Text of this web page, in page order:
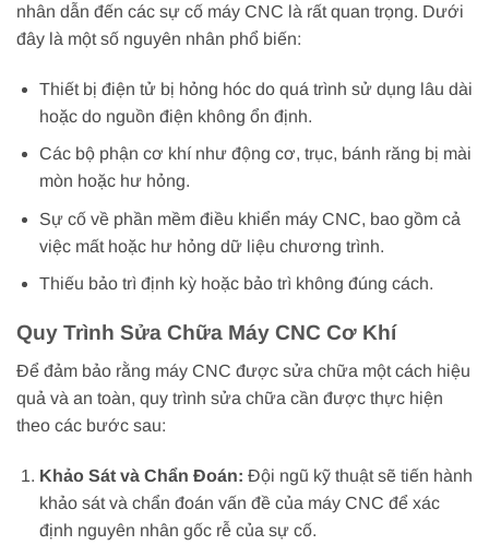
nhân dẫn đến các sự cố máy CNC là rất quan trọng. Dưới
đây là một số nguyên nhân phổ biến:
Thiết bị điện tử bị hỏng hóc do quá trình sử dụng lâu dài
hoặc do nguồn điện không ổn định.
Các bộ phận cơ khí như động cơ, trục, bánh răng bị mài
mòn hoặc hư hỏng.
Sự cố về phần mềm điều khiển máy CNC, bao gồm cả
việc mất hoặc hư hỏng dữ liệu chương trình.
Thiếu bảo trì định kỳ hoặc bảo trì không đúng cách.
Quy Trình Sửa Chữa Máy CNC Cơ Khí
Để đảm bảo rằng máy CNC được sửa chữa một cách hiệu
quả và an toàn, quy trình sửa chữa cần được thực hiện
theo các bước sau:
Khảo Sát và Chẩn Đoán: Đội ngũ kỹ thuật sẽ tiến hành
khảo sát và chẩn đoán vấn đề của máy CNC để xác
định nguyên nhân gốc rễ của sự cố.